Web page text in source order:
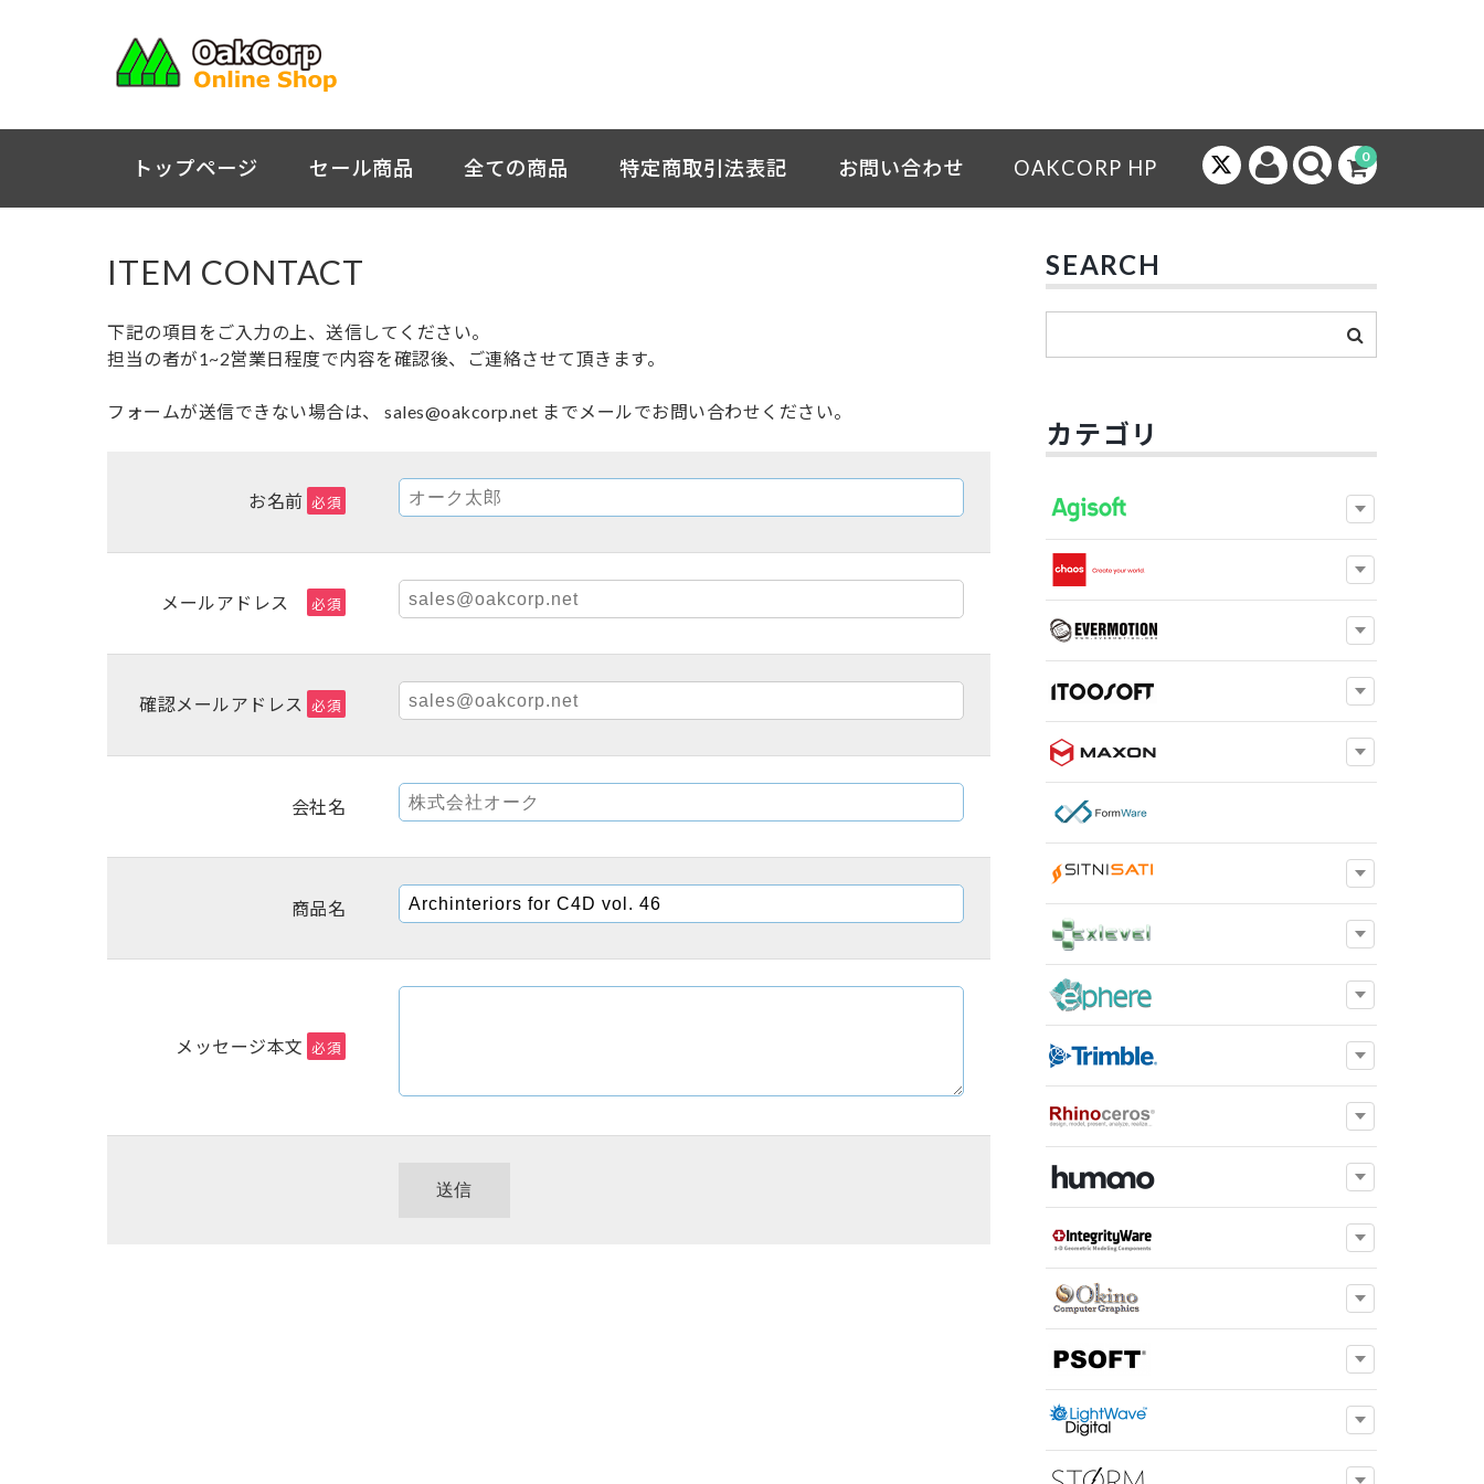
0
トップページ セール商品 全ての商品 特定商取引法表記 お問い合わせ OAKCORP HP
ITEM CONTACT
下記の項目をご入力の上、送信してください。
担当の者が1~2営業日程度で内容を確認後、ご連絡させて頂きます。
フォームが送信できない場合は、 sales@oakcorp.net までメールでお問い合わせください。
お名前 必須
メールアドレス 必須
確認メールアドレス 必須
会社名
商品名
メッセージ本文 必須
SEARCH
カテゴリ